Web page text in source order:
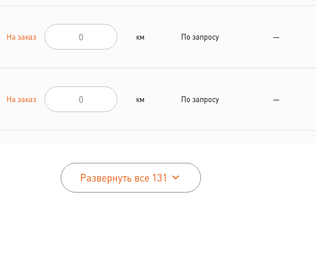
На заказ км По запросу —
На заказ км По запросу —
км По запросу
Развернуть все 131